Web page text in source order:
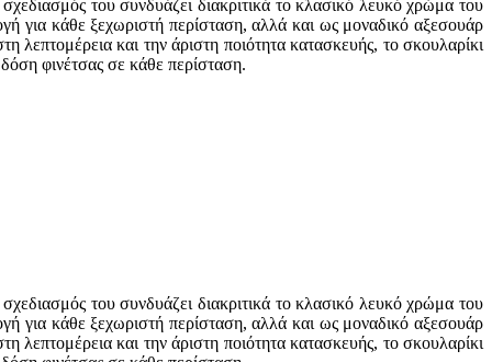
του συνδυάζει διακριτικά το κλασικό λευκό χρώμα του
για κάθε ξεχωριστή περίσταση, αλλά και ως μοναδικό αξεσουάρ
και την άριστη ποιότητα κατασκευής, το σκουλαρίκι
φινέτσας σε κάθε περίσταση.
του συνδυάζει διακριτικά το κλασικό λευκό χρώμα του
για κάθε ξεχωριστή περίσταση, αλλά και ως μοναδικό αξεσουάρ
και την άριστη ποιότητα κατασκευής, το σκουλαρίκι